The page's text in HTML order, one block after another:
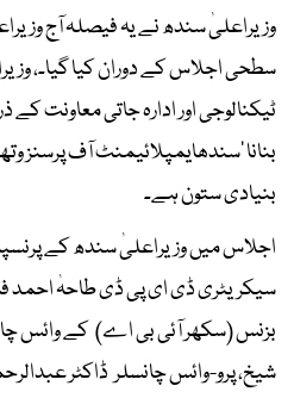
وزیراعلیٰ سندھ نے یہ فیصلہ آج
سطحی اجلاس کے دوران کیا گیا۔،
ٹیکنالوجی اور ادارہ جاتی معاونت
بنیادی ستون ہے۔
اجلاس میں وزیراعلیٰ سندھ کے
سیکریٹری ڈی ای پی ڈی طاحہٰ احمد
بزنس (سکھر آئی بی اے) کے وائس
شیخ، پرو-وائس چانسلر ڈاکٹر